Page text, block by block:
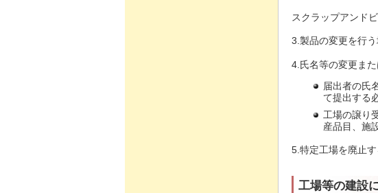
スクラップアンド
3.製品の変更を行
4.氏名等の変更ま
届出者の氏
て提出する
工場の譲り
産品目、施
5.特定工場を廃止
工場等の建設